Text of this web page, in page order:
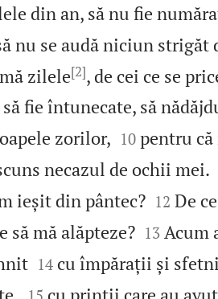
din an, să nu fie
nu se audă niciun strigăt
zilele[2], de cei ce se
fie întunecate, să
zorilor,
10 pentru
necazul de ochii mei.
ieșit din pântec?
12 De
să mă alăpteze?
13 Acum

14 cu împărații și
